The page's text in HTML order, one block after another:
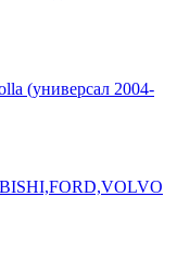
(универсал 2004-